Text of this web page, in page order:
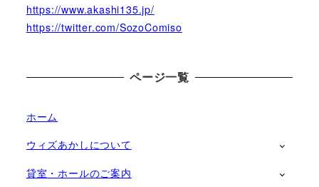
https://www.akashi135.jp/
https://twitter.com/SozoComiso
ページ一覧
ホーム
ウィズあかしについて
貸室・ホールのご案内